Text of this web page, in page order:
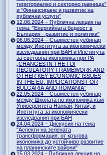
териториално и секторно равнище”
и “Финансиране и развитие на
публични услуги”
12.06.2024 – Публична лекция на
тема: "Енергийната бедност в
България - развитие и политики"
06.06.2024 – Съвместен уебинар
между Института за икономически
изследвания при БАН и Института
за световна икономика при РА
„CHANGES IN THE FDI
REGULATORY FRAMEWORK AND
OTHER KEY ECONOMIC ISSUES
IN THE EU: IMPLICATIONS FOR
BULGARIA AND ROMANIA“
22.05.2024 – Съвместен уебинар
между Школата по икономика към
Университета Нанкай, Китай, и
Института за икономически
изследвания при БАН
24.04.2024 – Дискусия на тема
"Аспекти на зелената
трансформация: от кръгова
икономика до устойчиво развитие
на планинските райони"
15.03.2024 - Публична лекция на